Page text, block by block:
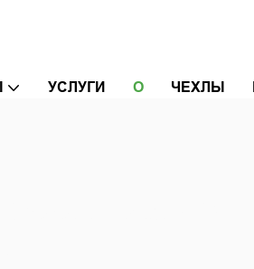
УСЛУГИ О ЧЕХЛЫ